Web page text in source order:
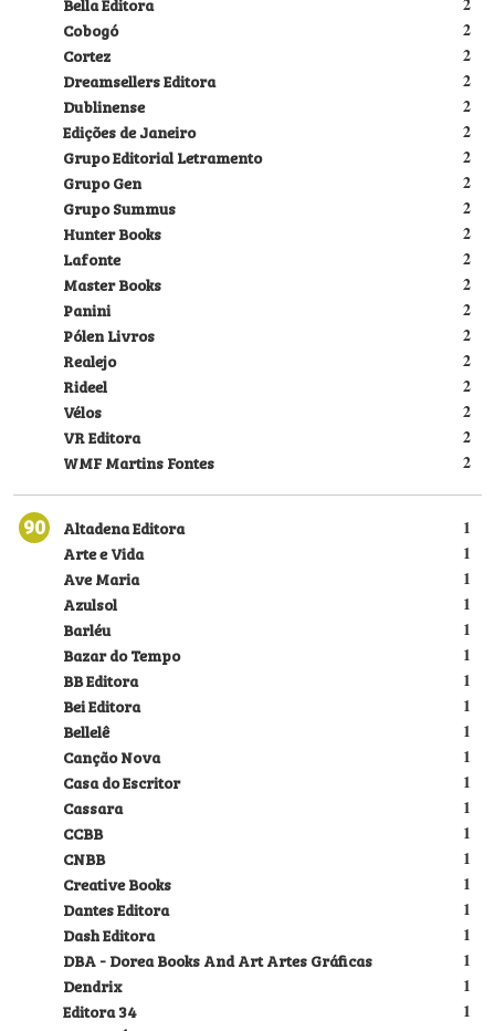
2
Cobogó
2
Cortez
2
Dreamsellers Editora
2
Dublinense
2
Edições de Janeiro
2
Grupo Editorial Letramento
2
Grupo Gen
2
Grupo Summus
2
Hunter Books
2
Lafonte
2
Master Books
2
Panini
2
Pólen Livros
2
Realejo
2
Rideel
2
Vélos
2
VR Editora
2
WMF Martins Fontes
90 1
Altadena Editora
1
Arte e Vida
1
Ave Maria
1
Azulsol
1
Barléu
1
Bazar do Tempo
1
BB Editora
1
Bei Editora
1
Bellelê
1
Canção Nova
1
Casa do Escritor
1
Cassara
1
CCBB
1
CNBB
1
Creative Books
1
Dantes Editora
1
Dash Editora
1
DBA - Dorea Books And Art Artes Gráficas
1
Dendrix
1
Editora 34